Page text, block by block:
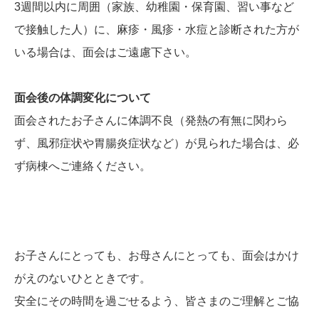
3週間以内に周囲（家族、幼稚園・保育園、習い事など
で接触した人）に、麻疹・風疹・水痘と診断された方が
いる場合は、面会はご遠慮下さい。
面会後の体調変化について
面会されたお子さんに体調不良（発熱の有無に関わら
ず、風邪症状や胃腸炎症状など）が見られた場合は、必
ず病棟へご連絡ください。
お子さんにとっても、お母さんにとっても、面会はかけ
がえのないひとときです。
安全にその時間を過ごせるよう、皆さまのご理解とご協